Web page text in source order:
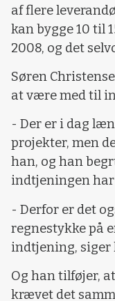
af flere
kan bygge 10 til
2008, og det
Søren
at være med til
- Der er i dag
projekter, men
han, og han
indtjeningen har
- Derfor er det
regnestykke på
indtjening, siger
Og han tilføjer,
krævet det